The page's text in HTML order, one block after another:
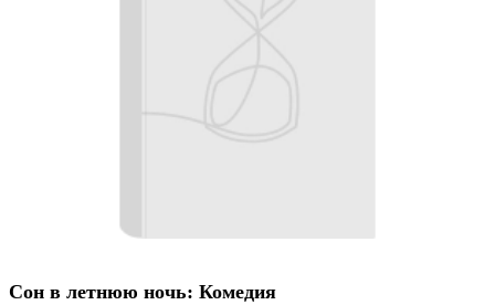
Сон в летнюю ночь: Комедия